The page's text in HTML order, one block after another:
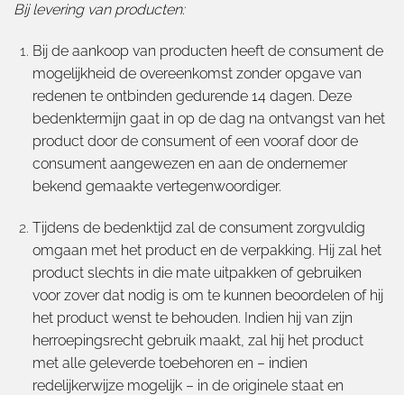
Bij levering van producten:
Bij de aankoop van producten heeft de consument de
mogelijkheid de overeenkomst zonder opgave van
redenen te ontbinden gedurende 14 dagen. Deze
bedenktermijn gaat in op de dag na ontvangst van het
product door de consument of een vooraf door de
consument aangewezen en aan de ondernemer
bekend gemaakte vertegenwoordiger.
Tijdens de bedenktijd zal de consument zorgvuldig
omgaan met het product en de verpakking. Hij zal het
product slechts in die mate uitpakken of gebruiken
voor zover dat nodig is om te kunnen beoordelen of hij
het product wenst te behouden. Indien hij van zijn
herroepingsrecht gebruik maakt, zal hij het product
met alle geleverde toebehoren en – indien
redelijkerwijze mogelijk – in de originele staat en